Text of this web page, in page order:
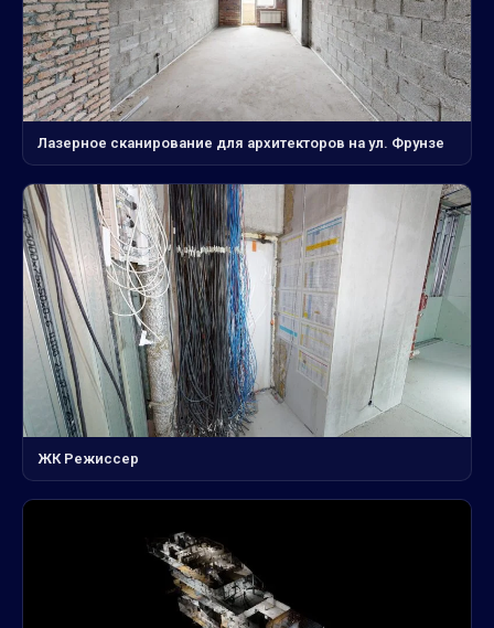
Лазерное сканирование для архитекторов на ул. Фрунзе
ЖК Режиссер